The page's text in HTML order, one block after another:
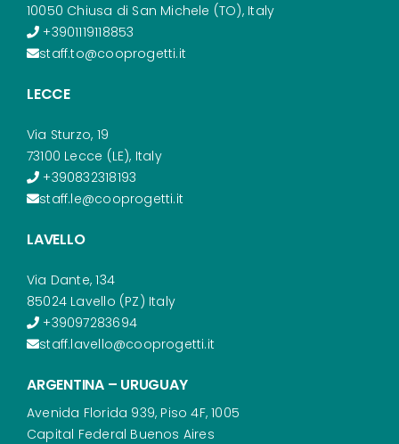
10050 Chiusa di San Michele (TO), Italy
+3901119118853
staff.to@cooprogetti.it
LECCE
Via Sturzo, 19
73100 Lecce (LE), Italy
+390832318193
staff.le@cooprogetti.it
LAVELLO
Via Dante, 134
85024 Lavello (PZ) Italy
+39097283694
staff.lavello@cooprogetti.it
ARGENTINA – URUGUAY
Avenida Florida 939, Piso 4F, 1005
Capital Federal Buenos Aires